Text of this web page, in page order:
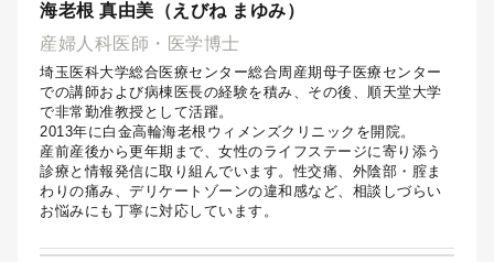
海老根 真由美（えびね まゆみ）
産婦人科医師・医学博士
埼玉医科大学総合医療センター総合周産期母子医療センター
での講師および病棟医長の経験を積み、その後、順天堂大学
で非常勤准教授として活躍。
2013年に白金高輪海老根ウィメンズクリニックを開院。
産前産後から更年期まで、女性のライフステージに寄り添う
診療と情報発信に取り組んでいます。性交痛、外陰部・腟ま
わりの痛み、デリケートゾーンの違和感など、相談しづらい
お悩みにも丁寧に対応しています。